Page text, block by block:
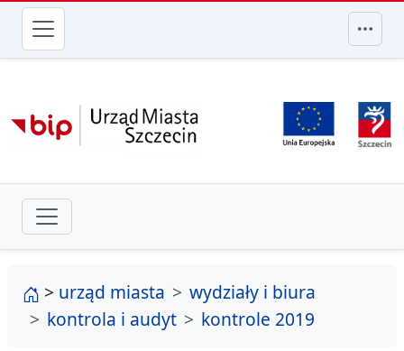
przejdź do głównego menu
strona główna
> urząd miasta
wydziały i biura
kontrola i audyt
kontrole 2019